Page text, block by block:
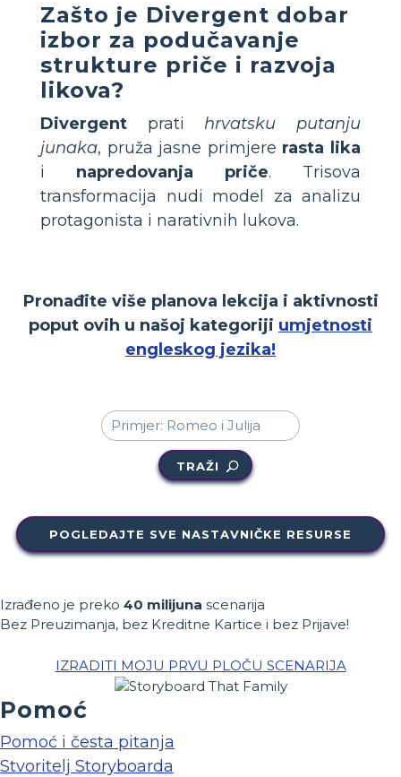
Zašto je Divergent dobar
izbor za podučavanje
strukture priče i razvoja
likova?
Divergent prati hrvatsku putanju
junaka, pruža jasne primjere rasta lika
i napredovanja priče. Trisova
transformacija nudi model za analizu
protagonista i narativnih lukova.
Pronađite više planova lekcija i aktivnosti
poput ovih u našoj kategoriji umjetnosti
engleskog jezika!
TRAŽI
POGLEDAJTE SVE NASTAVNIČKE RESURSE
Izrađeno je preko 40 milijuna scenarija
Bez Preuzimanja, bez Kreditne Kartice i bez Prijave!
IZRADITI MOJU PRVU PLOČU SCENARIJA
Pomoć
Pomoć i česta pitanja
Stvoritelj Storyboarda